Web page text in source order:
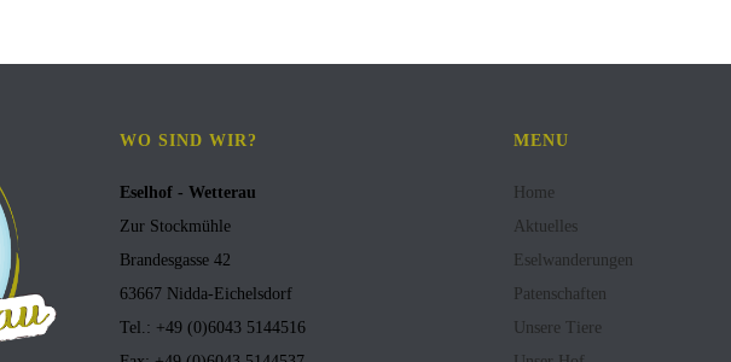
WO SIND WIR?
Eselhof - Wetterau
Zur Stockmühle
Brandesgasse 42
63667 Nidda-Eichelsdorf
Tel.: +49 (0)6043 5144516
MENU
Home
Aktuelles
Eselwanderungen
Patenschaften
Unsere Tiere